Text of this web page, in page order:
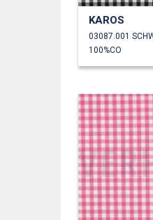
KAROS
03087.001
100%CO